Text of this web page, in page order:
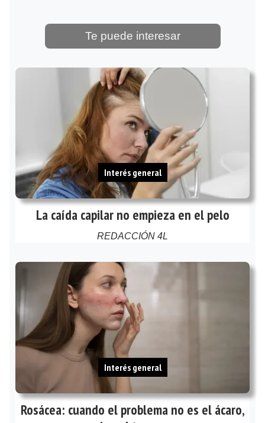
Te puede interesar
La caída capilar no empieza en el pelo
REDACCIÓN 4L
Interés general
Rosácea: cuando el problema no es el ácaro,
Interés general